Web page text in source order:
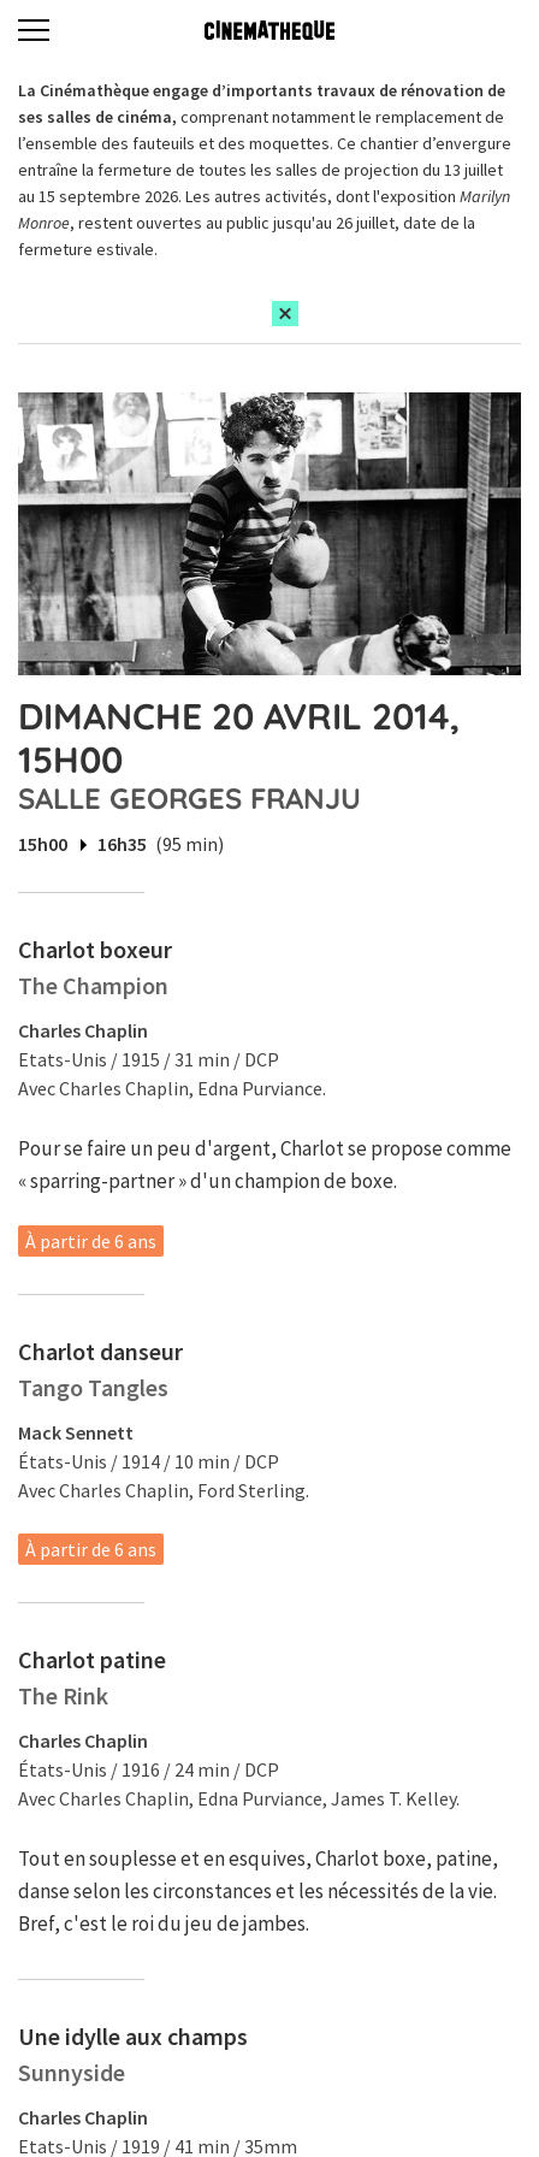
La Cinémathèque engage d’importants travaux de rénovation de
ses salles de cinéma, comprenant notamment le remplacement de
l’ensemble des fauteuils et des moquettes. Ce chantier d’envergure
entraîne la fermeture de toutes les salles de projection du 13 juillet
au 15 septembre 2026. Les autres activités, dont l'exposition Marilyn
Monroe, restent ouvertes au public jusqu'au 26 juillet, date de la
fermeture estivale.
DIMANCHE 20 AVRIL 2014,
15H00
SALLE GEORGES FRANJU
15h00 16h35 (95 min)
Charlot boxeur
The Champion
Charles Chaplin
Etats-Unis / 1915 / 31 min / DCP
Avec Charles Chaplin, Edna Purviance.
Pour se faire un peu d'argent, Charlot se propose comme
« sparring-partner » d'un champion de boxe.
À partir de 6 ans
Charlot danseur
Tango Tangles
Mack Sennett
États-Unis / 1914 / 10 min / DCP
Avec Charles Chaplin, Ford Sterling.
À partir de 6 ans
Charlot patine
The Rink
Charles Chaplin
États-Unis / 1916 / 24 min / DCP
Avec Charles Chaplin, Edna Purviance, James T. Kelley.
Tout en souplesse et en esquives, Charlot boxe, patine,
danse selon les circonstances et les nécessités de la vie.
Bref, c'est le roi du jeu de jambes.
Une idylle aux champs
Sunnyside
Charles Chaplin
Etats-Unis / 1919 / 41 min / 35mm